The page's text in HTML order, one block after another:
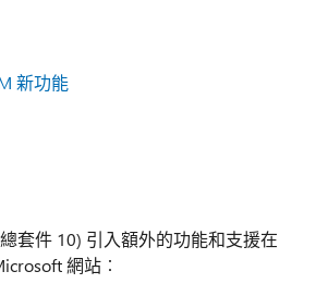
新功能
套件 10) 引入額外的功能和支援在
網站︰